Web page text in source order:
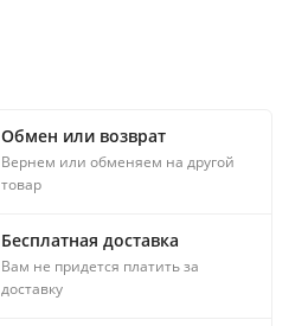
Обмен или возврат
Вернем или обменяем на другой
товар
Бесплатная доставка
Вам не придется платить за
доставку